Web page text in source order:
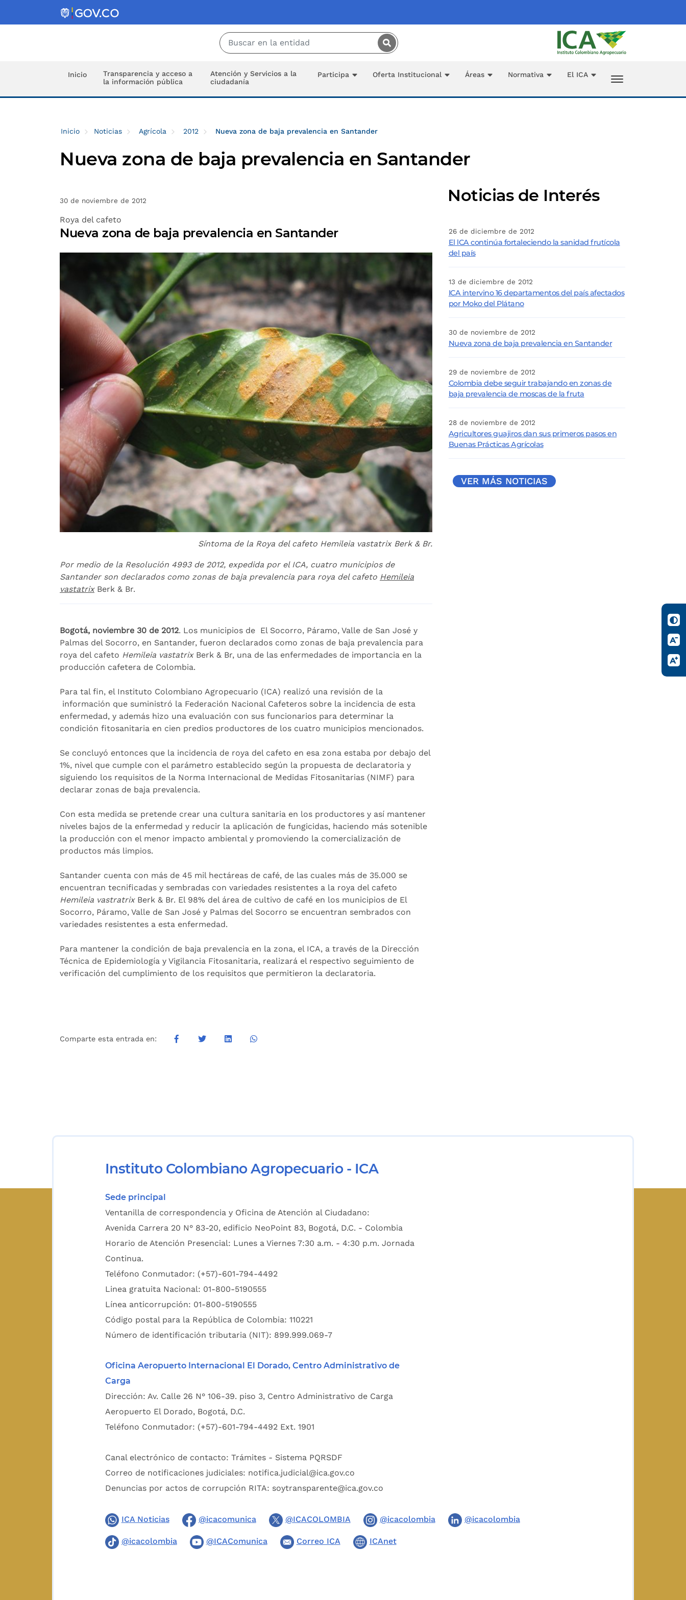
Inicio
Transparencia y acceso a
la información pública
Atención y Servicios a la
ciudadanía
Participa Oferta Institucional Áreas Normativa El ICA
Inicio Noticias Agrícola 2012 Nueva zona de baja prevalencia en Santander
Nueva zona de baja prevalencia en Santander
30 de noviembre de 2012
Roya del cafeto
Nueva zona de baja prevalencia en Santander
Síntoma de la Roya del cafeto Hemileia vastatrix Berk & Br.
Por medio de la Resolución 4993 de 2012, expedida por el ICA, cuatro municipios de
Santander son declarados como zonas de baja prevalencia para roya del cafeto Hemileia
vastatrixBerk & Br.
Bogotá, noviembre 30 de 2012. Los municipios de El Socorro, Páramo, Valle de San José y
Palmas del Socorro, en Santander, fueron declarados como zonas de baja prevalencia para
roya del cafeto Hemileia vastatrixBerk & Br, una de las enfermedades de importancia en la
producción cafetera de Colombia.
Para tal fin, el Instituto Colombiano Agropecuario (ICA) realizó una revisión de la
información que suministró la Federación Nacional Cafeteros sobre la incidencia de esta
enfermedad, y además hizo una evaluación con sus funcionarios para determinar la
condición fitosanitaria en cien predios productores de los cuatro municipios mencionados.
Se concluyó entonces que la incidencia de roya del cafeto en esa zona estaba por debajo del
1%, nivel que cumple con el parámetro establecido según la propuesta de declaratoria y
siguiendo los requisitos de la Norma Internacional de Medidas Fitosanitarias (NIMF) para
declarar zonas de baja prevalencia.
Con esta medida se pretende crear una cultura sanitaria en los productores y así mantener
niveles bajos de la enfermedad y reducir la aplicación de fungicidas, haciendo más sotenible
la producción con el menor impacto ambiental y promoviendo la comercialización de
productos más limpios.
Santander cuenta con más de 45 mil hectáreas de café, de las cuales más de 35.000 se
encuentran tecnificadas y sembradas con variedades resistentes a la roya del cafeto
Hemileia vastratrixBerk & Br. El 98% del área de cultivo de café en los municipios de El
Socorro, Páramo, Valle de San José y Palmas del Socorro se encuentran sembrados con
variedades resistentes a esta enfermedad.
Para mantener la condición de baja prevalencia en la zona, el ICA, a través de la Dirección
Técnica de Epidemiología y Vigilancia Fitosanitaria, realizará el respectivo seguimiento de
verificación del cumplimiento de los requisitos que permitieron la declaratoria.
Comparte esta entrada en:
Noticias de Interés
26 de diciembre de 2012
El lCA continúa fortaleciendo la sanidad frutícola
del país
13 de diciembre de 2012
ICA intervino 16 departamentos del país afectados
por Moko del Plátano
30 de noviembre de 2012
Nueva zona de baja prevalencia en Santander
29 de noviembre de 2012
Colombia debe seguir trabajando en zonas de
baja prevalencia de moscas de la fruta
28 de noviembre de 2012
Agricultores guajiros dan sus primeros pasos en
Buenas Prácticas Agrícolas
VER MÁS NOTICIAS
Instituto Colombiano Agropecuario - ICA
Sede principal
Ventanilla de correspondencia y Oficina de Atención al Ciudadano:
Avenida Carrera 20 N° 83-20, edificio NeoPoint 83, Bogotá, D.C. - Colombia
Horario de Atención Presencial: Lunes a Viernes 7:30 a.m. - 4:30 p.m. Jornada
Continua.
Teléfono Conmutador: (+57)-601-794-4492
Linea gratuita Nacional: 01-800-5190555
Línea anticorrupción: 01-800-5190555
Código postal para la República de Colombia: 110221
Número de identificación tributaria (NIT): 899.999.069-7
Oficina Aeropuerto Internacional El Dorado, Centro Administrativo de
Carga
Dirección: Av. Calle 26 N° 106-39. piso 3, Centro Administrativo de Carga
Aeropuerto El Dorado, Bogotá, D.C.
Teléfono Conmutador: (+57)-601-794-4492 Ext. 1901
Canal electrónico de contacto: Trámites - Sistema PQRSDF
Correo de notificaciones judiciales: notifica.judicial@ica.gov.co
Denuncias por actos de corrupción RITA: soytransparente@ica.gov.co
ICA Noticias @icacomunica @ICACOLOMBIA @icacolombia @icacolombia
@icacolombia @ICAComunica Correo ICA ICAnet